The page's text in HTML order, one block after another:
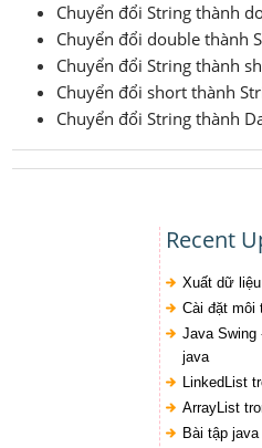
Chuyển đổi String thành
Chuyển đổi double thành
Chuyển đổi String thành
Chuyển đổi short thành
Chuyển đổi String thành
Recent
Xuất dữ
Cài đặt môi
Java Swing
java
LinkedList
ArrayList
Bài tập